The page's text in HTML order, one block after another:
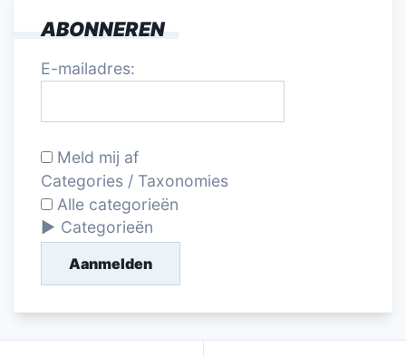
ABONNEREN
E-mailadres:
Meld mij af
Categories / Taxonomies
Alle categorieën
Categorieën
Aanmelden